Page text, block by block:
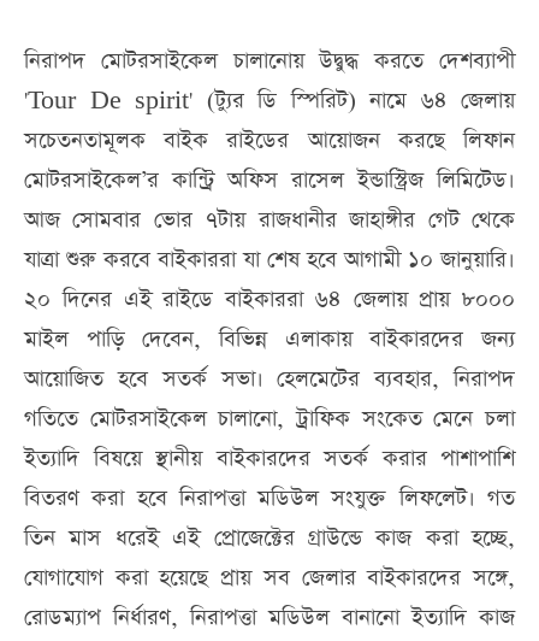
নিরাপদ মোটরসাইকেল চালানোয় উদ্বুদ্ধ করতে দেশব্যাপী
'Tour De spirit' (ট্যুর ডি স্পিরিট) নামে ৬৪ জেলায়
সচেতনতামূলক বাইক রাইডের আয়োজন করছে লিফান
মোটরসাইকেল’র কান্ট্রি অফিস রাসেল ইন্ডাস্ট্রিজ লিমিটেড।
আজ সোমবার ভোর ৭টায় রাজধানীর জাহাঙ্গীর গেট থেকে
যাত্রা শুরু করবে বাইকাররা যা শেষ হবে আগামী ১০ জানুয়ারি।
২০ দিনের এই রাইডে বাইকাররা ৬৪ জেলায় প্রায় ৮০০০
মাইল পাড়ি দেবেন, বিভিন্ন এলাকায় বাইকারদের জন্য
আয়োজিত হবে সতর্ক সভা। হেলমেটের ব্যবহার, নিরাপদ
গতিতে মোটরসাইকেল চালানো, ট্রাফিক সংকেত মেনে চলা
ইত্যাদি বিষয়ে স্থানীয় বাইকারদের সতর্ক করার পাশাপাশি
বিতরণ করা হবে নিরাপত্তা মডিউল সংযুক্ত লিফলেট। গত
তিন মাস ধরেই এই প্রোজেক্টের গ্রাউন্ডে কাজ করা হচ্ছে,
যোগাযোগ করা হয়েছে প্রায় সব জেলার বাইকারদের সঙ্গে,
রোডম্যাপ নির্ধারণ, নিরাপত্তা মডিউল বানানো ইত্যাদি কাজ